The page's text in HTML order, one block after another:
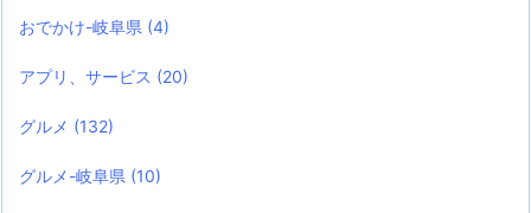
おでかけ-岐阜県 (4)
アプリ、サービス (20)
グルメ (132)
グルメ-岐阜県 (10)